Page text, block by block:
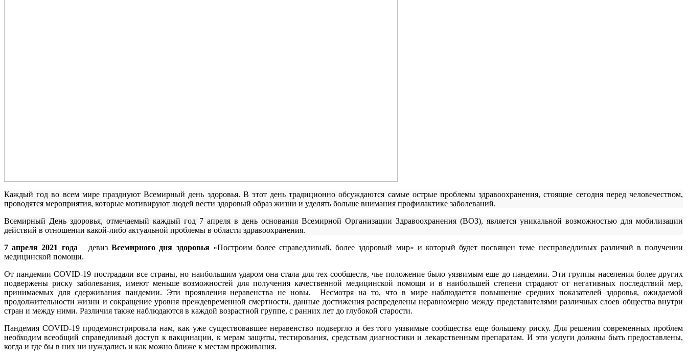
Каждый год во всем мире празднуют Всемирный день здоровья. В этот день традиционно обсуждаются самые острые проблемы здравоохранения, стоящие сегодня перед человечеством,
проводятся мероприятия, которые мотивируют людей вести здоровый образ жизни и уделять больше внимания профилактике заболеваний.
Всемирный День здоровья, отмечаемый каждый год 7 апреля в день основания Всемирной Организации Здравоохранения (ВОЗ), является уникальной возможностью для мобилизации
действий в отношении какой-либо актуальной проблемы в области здравоохранения.
7 апреля 2021 года девизВсемирного дня здоровья«Построим более справедливый, более здоровый мир» и который будет посвящен теме несправедливых различий в получении
медицинской помощи.
От пандемии COVID-19 пострадали все страны, но наибольшим ударом она стала для тех сообществ, чье положение было уязвимым еще до пандемии. Эти группы населения более других
подвержены риску заболевания, имеют меньше возможностей для получения качественной медицинской помощи и в наибольшей степени страдают от негативных последствий мер,
принимаемых для сдерживания пандемии. Эти проявления неравенства не новы. Несмотря на то, что в мире наблюдается повышение средних показателей здоровья, ожидаемой
продолжительности жизни и сокращение уровня преждевременной смертности, данные достижения распределены неравномерно между представителями различных слоев общества внутри
стран и между ними. Различия также наблюдаются в каждой возрастной группе, с ранних лет до глубокой старости.
Пандемия COVID-19 продемонстрировала нам, как уже существовавшее неравенство подвергло и без того уязвимые сообщества еще большему риску. Для решения современных проблем
необходим всеобщий справедливый доступ к вакцинации, к мерам защиты, тестирования, средствам диагностики и лекарственным препаратам. И эти услуги должны быть предоставлены,
когда и где бы в них ни нуждались и как можно ближе к местам проживания.